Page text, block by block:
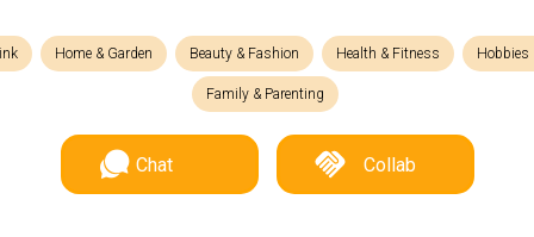
Home & Garden Beauty & Fashion Health & Fitness Hobbies
Family & Parenting
Chat Collab